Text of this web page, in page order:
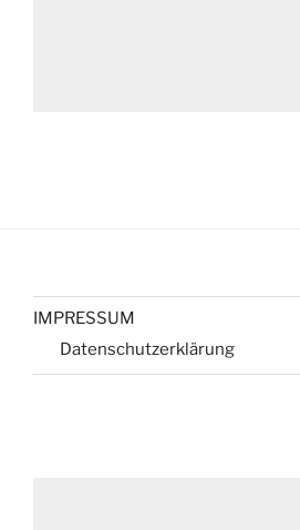
IMPRESSUM
Datenschutzerklärung